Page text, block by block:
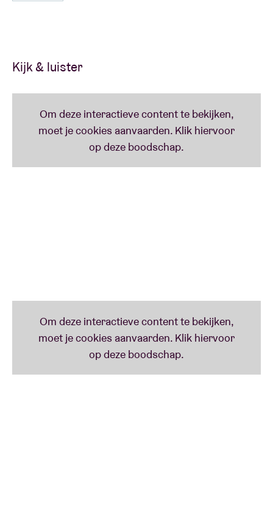
Gratis
bezoekers van het Nicolas Jaar-concert op 01/12.
Kijk & luister